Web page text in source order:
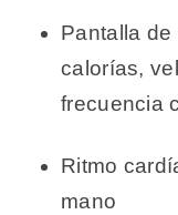
Pantalla
calorías,
frecuencia
Ritmo
mano